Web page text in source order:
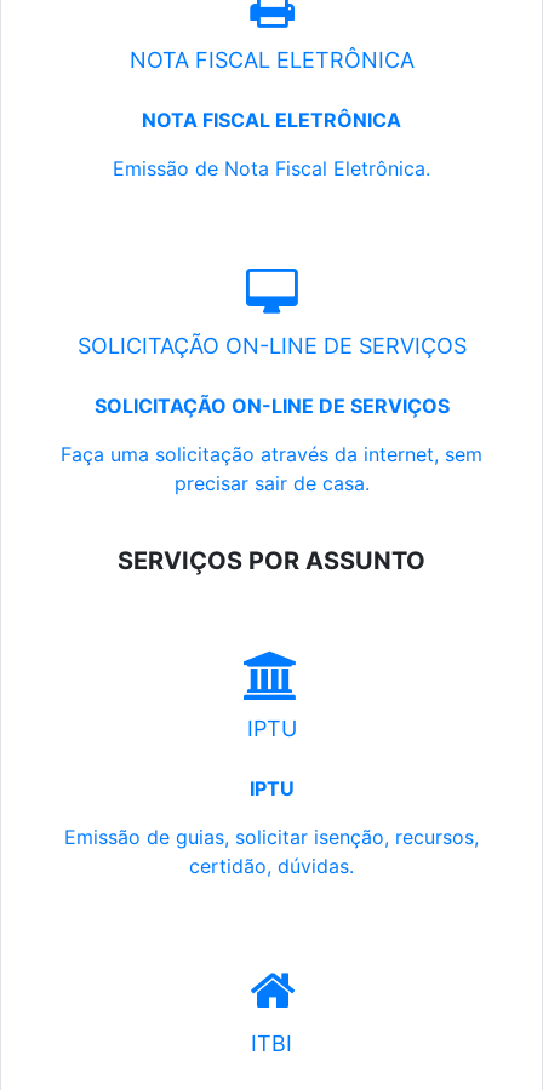
NOTA FISCAL ELETRÔNICA
NOTA FISCAL ELETRÔNICA
Emissão de Nota Fiscal Eletrônica.
SOLICITAÇÃO ON-LINE DE SERVIÇOS
SOLICITAÇÃO ON-LINE DE SERVIÇOS
Faça uma solicitação através da internet, sem
precisar sair de casa.
SERVIÇOS POR ASSUNTO
IPTU
IPTU
Emissão de guias, solicitar isenção, recursos,
certidão, dúvidas.
ITBI